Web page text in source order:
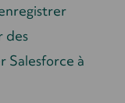
des
Salesforce à